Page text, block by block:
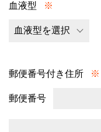
血液型 ※
郵便番号付き住所 ※
郵便番号